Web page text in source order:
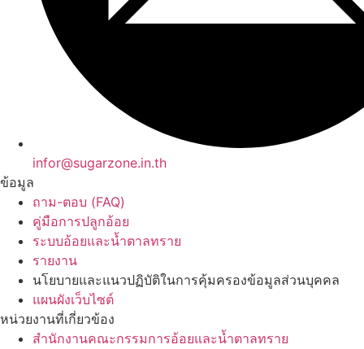
infor@sugarzone.in.th
ข้อมูล
ถาม-ตอบ (FAQ)
คู่มือการปลูกอ้อย
ระบบอ้อยและน้ำตาลทราย
รายงาน
นโยบายและแนวปฏิบัติในการคุ้มครองข้อมูลส่วนบุคคล
แผนผังเว็บไซต์
หน่วยงานที่เกี่ยวข้อง
สำนักงานคณะกรรมการอ้อยและน้ำตาลทราย